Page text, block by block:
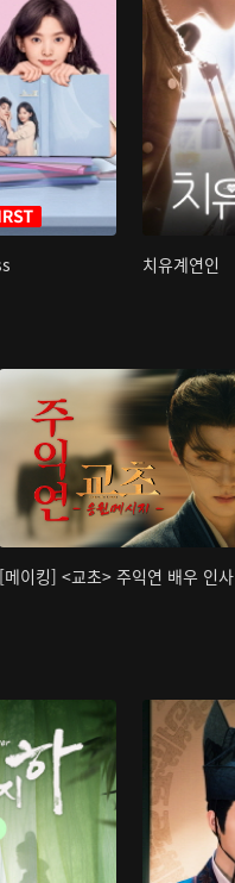
치유계연인
[메이킹] <교초> 주익연 배우 인사